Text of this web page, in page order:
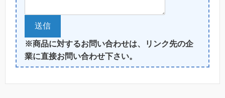
※商品に対するお問い合わせは、リンク先の企
業に直接お問い合わせ下さい。